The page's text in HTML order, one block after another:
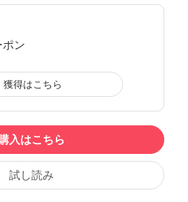
ポン
獲得はこちら
入はこちら
試し読み